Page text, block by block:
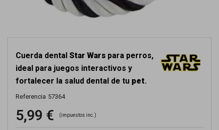
Cuerda dental Star Wars para perros,
ideal para juegos interactivos y
fortalecer la salud dental de tu pet.
Referencia 57364
5,99 € (impuestos inc.)